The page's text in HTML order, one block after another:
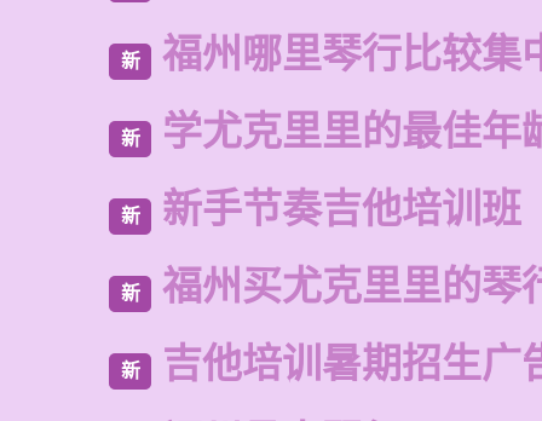
新 福州哪里琴行比较集
新 学尤克里里的最佳年
新 新手节奏吉他培训班
新 福州买尤克里里的琴
新 吉他培训暑期招生广